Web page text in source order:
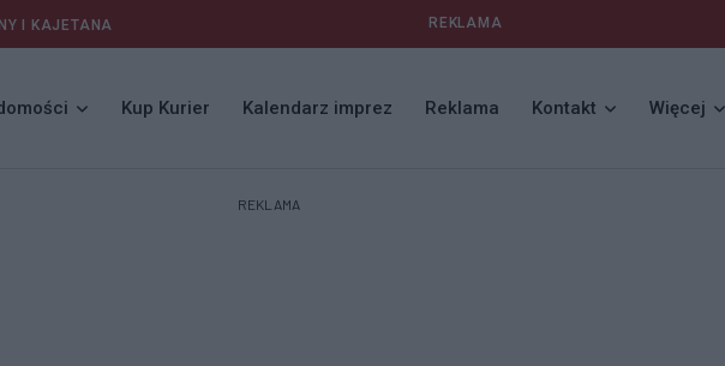
I KAJETANA REKLAMA
Kup Kurier Kalendarz imprez Reklama Kontakt Więcej
REKLAMA